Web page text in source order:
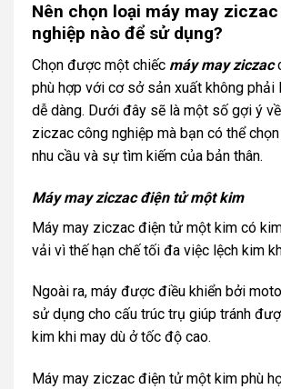
Nên chọn loại máy may
nghiệp nào để sử dụng?
Chọn được một chiếc máy may ziczac
phù hợp với cơ sở sản xuất không phải
dễ dàng. Dưới đây sẽ là một số gợi ý
ziczac công nghiệp mà bạn có thể
nhu cầu và sự tìm kiếm của bản thân.
Máy may ziczac điện tử một kim
Máy may ziczac điện tử một kim có
vải vì thế hạn chế tối đa việc lệch kim
Ngoài ra, máy được điều khiển bởi
sử dụng cho cấu trúc trụ giúp tránh
kim khi may dù ở tốc độ cao.
Máy may ziczac điện tử một kim phù